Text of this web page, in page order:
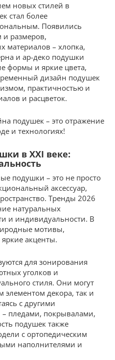
новых стилей в
стал более
Появились
размеров,
материалов – хлопка,
и ар-деко подушки
формы и яркие цвета,
дизайн подушек
практичностью и
и расцветок.
подушек – это отражение
и технологиях!
в XXI веке:
подушки – это не просто
аксессуар,
Тренды 2026
натуральных
и индивидуальности. В
мотивы,
акценты.
для зонирования
уголков и
стиля. Они могут
элементом декора, так и
с другими
пледами, покрывалами,
подушек также
с ортопедическим
наполнителями и